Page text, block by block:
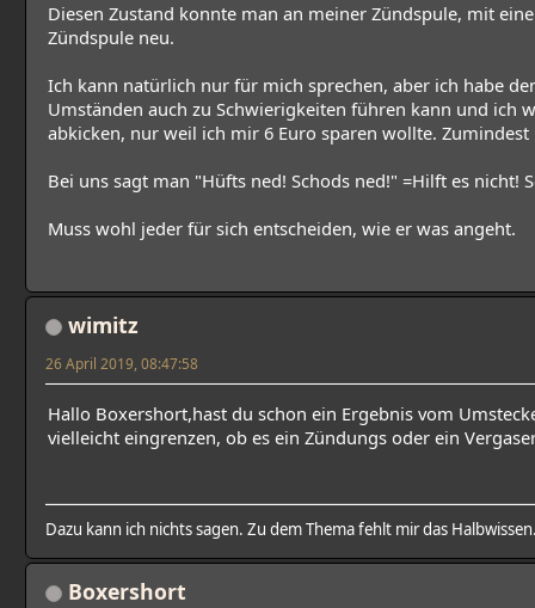
Diesen Zustand konnte man an meiner Zündspule, mit
Zündspule neu.
Ich kann natürlich nur für mich sprechen, aber ich habe
Umständen auch zu Schwierigkeiten führen kann und ich
abkicken, nur weil ich mir 6 Euro sparen wollte.
Bei uns sagt man "Hüfts ned! Schods ned!" =Hilft es nicht!
Muss wohl jeder für sich entscheiden, wie er was angeht.
wimitz
26 April 2019, 08:47:58
Hallo Boxershort,hast du schon ein Ergebnis vom
vielleicht eingrenzen, ob es ein Zündungs oder ein
Dazu kann ich nichts sagen. Zu dem Thema fehlt mir das
Boxershort